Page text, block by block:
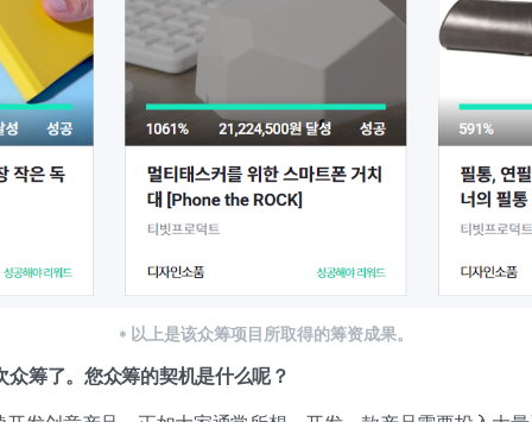
* 以上是该众筹项目所取得的筹资成果。
众筹了。您众筹的契机是什么呢？